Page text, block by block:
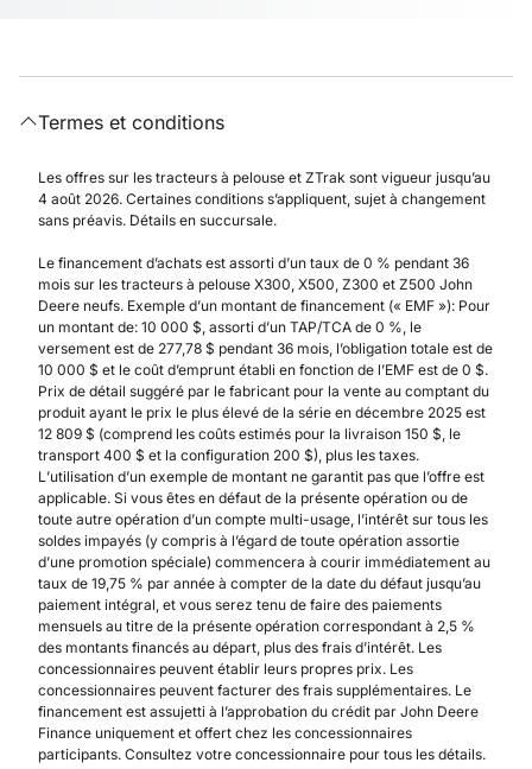
Termes et conditions
Les offres sur les tracteurs à pelouse et ZTrak sont vigueur jusqu’au
4 août 2026. Certaines conditions s’appliquent, sujet à changement
sans préavis. Détails en succursale.
Le financement d’achats est assorti d’un taux de 0 % pendant 36
mois sur les tracteurs à pelouse X300, X500, Z300 et Z500 John
Deere neufs. Exemple d’un montant de financement (« EMF »): Pour
un montant de: 10 000 $, assorti d’un TAP/TCA de 0 %, le
versement est de 277,78 $ pendant 36 mois, l’obligation totale est de
10 000 $ et le coût d’emprunt établi en fonction de l’EMF est de 0 $.
Prix de détail suggéré par le fabricant pour la vente au comptant du
produit ayant le prix le plus élevé de la série en décembre 2025 est
12 809 $ (comprend les coûts estimés pour la livraison 150 $, le
transport 400 $ et la configuration 200 $), plus les taxes.
L’utilisation d’un exemple de montant ne garantit pas que l’offre est
applicable. Si vous êtes en défaut de la présente opération ou de
toute autre opération d’un compte multi-usage, l’intérêt sur tous les
soldes impayés (y compris à l’égard de toute opération assortie
d’une promotion spéciale) commencera à courir immédiatement au
taux de 19,75 % par année à compter de la date du défaut jusqu’au
paiement intégral, et vous serez tenu de faire des paiements
mensuels au titre de la présente opération correspondant à 2,5 %
des montants financés au départ, plus des frais d’intérêt. Les
concessionnaires peuvent établir leurs propres prix. Les
concessionnaires peuvent facturer des frais supplémentaires. Le
financement est assujetti à l’approbation du crédit par John Deere
Finance uniquement et offert chez les concessionnaires
participants. Consultez votre concessionnaire pour tous les détails.